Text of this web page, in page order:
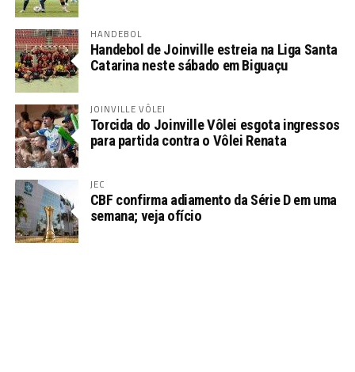
HANDEBOL
Handebol de Joinville estreia na Liga Santa
Catarina neste sábado em Biguaçu
JOINVILLE VÔLEI
Torcida do Joinville Vôlei esgota ingressos
para partida contra o Vôlei Renata
JEC
CBF confirma adiamento da Série D em uma
semana; veja ofício